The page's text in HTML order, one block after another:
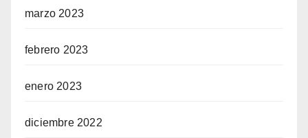
marzo 2023
febrero 2023
enero 2023
diciembre 2022